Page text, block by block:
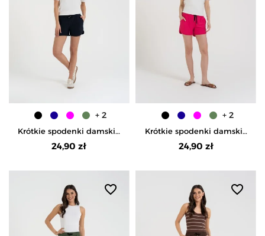
Krótkie spodenki damskie
szorty gładkie -
GRANATOWY
24,90 zł
+ 2
Krótkie spodenki damskie
szorty gładkie - FUKSJA
24,90 zł
+ 2
favorite_border favorite_border